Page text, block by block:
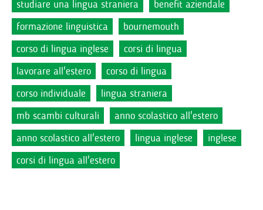
studiare una lingua straniera
benefit aziendale
formazione linguistica
bournemouth
corso di lingua inglese
corsi di lingua
lavorare all'estero
corso di lingua
corso individuale
lingua straniera
mb scambi culturali
anno scolastico all'estero
anno scolastico all'estero
lingua inglese
inglese
corsi di lingua all'estero